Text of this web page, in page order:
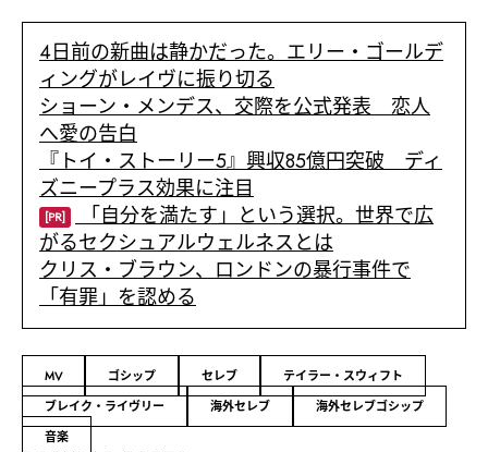
4日前の新曲は静かだった。エリー・ゴールデ
ィングがレイヴに振り切る
ショーン・メンデス、交際を公式発表 恋人
へ愛の告白
『トイ・ストーリー5』興収85億円突破 ディ
ズニープラス効果に注目
[PR]
「自分を満たす」という選択。世界で広
がるセクシュアルウェルネスとは
クリス・ブラウン、ロンドンの暴行事件で
「有罪」を認める
MV ゴシップ セレブ
テイラー・スウィフト
ブレイク・ライヴリー
海外セレブ
海外セレブゴシップ
音楽